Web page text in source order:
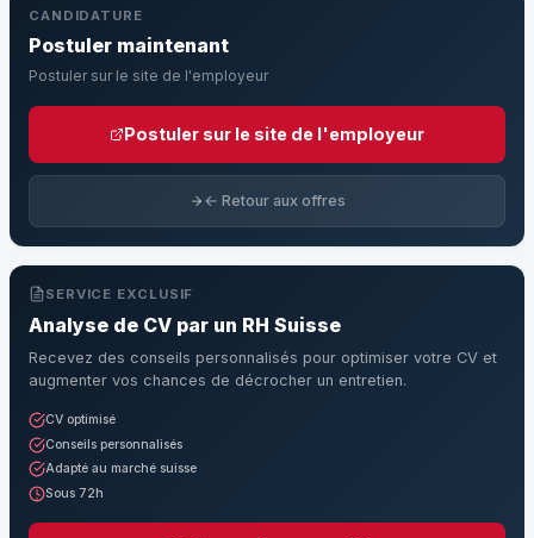
CANDIDATURE
Postuler maintenant
Postuler sur le site de l'employeur
Postuler sur le site de l'employeur
← Retour aux offres
SERVICE EXCLUSIF
Analyse de CV par un RH Suisse
Recevez des conseils personnalisés pour optimiser votre CV et
augmenter vos chances de décrocher un entretien.
CV optimisé
Conseils personnalisés
Adapté au marché suisse
Sous 72h